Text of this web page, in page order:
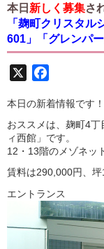
本日 新しく募集さ
「麹町クリスタ
601」「グレンパ
本日の新着情報です！
おススメは、麹町4
ィ西館」です。
12・13階のメゾネッ
賃料は290,000円、坪
エントランス